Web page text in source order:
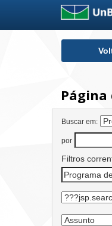
Página
Buscar em:
por
Filtros